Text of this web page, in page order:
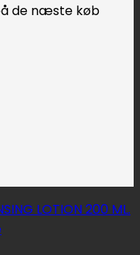
de næste køb